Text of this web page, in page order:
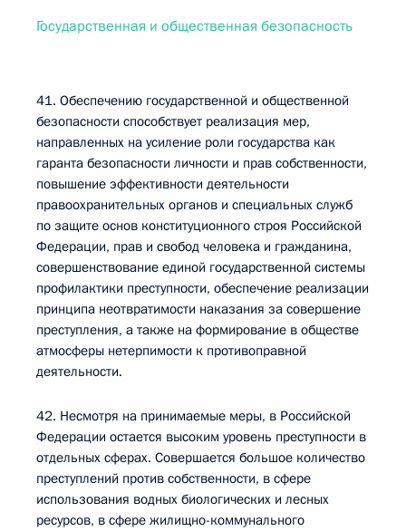
Государственная и общественная безопасность
41. Обеспечению государственной и общественной
безопасности способствует реализация мер,
направленных на усиление роли государства как
гаранта безопасности личности и прав собственности,
повышение эффективности деятельности
правоохранительных органов и специальных служб
по защите основ конституционного строя Российской
Федерации, прав и свобод человека и гражданина,
совершенствование единой государственной системы
профилактики преступности, обеспечение реализации
принципа неотвратимости наказания за совершение
преступления, а также на формирование в обществе
атмосферы нетерпимости к противоправной
деятельности.
42. Несмотря на принимаемые меры, в Российской
Федерации остается высоким уровень преступности в
отдельных сферах. Совершается большое количество
преступлений против собственности, в сфере
использования водных биологических и лесных
ресурсов, в сфере жилищно-коммунального